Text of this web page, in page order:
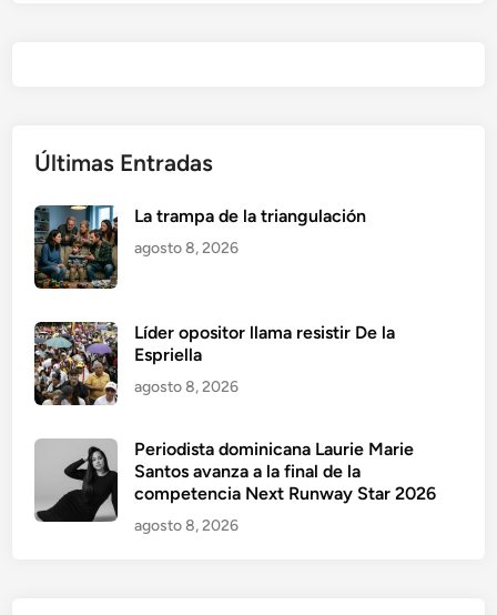
Últimas Entradas
La trampa de la triangulación
agosto 8, 2026
Líder opositor llama resistir De la
Espriella
agosto 8, 2026
Periodista dominicana Laurie Marie
Santos avanza a la final de la
competencia Next Runway Star 2026
agosto 8, 2026